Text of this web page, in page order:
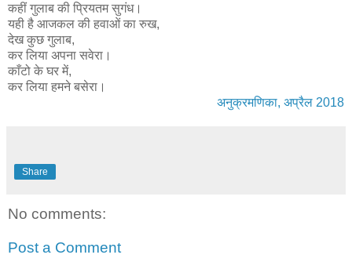
कहीं गुलाब की प्रियतम सुगंध।
यही है आजकल की हवाओं का रुख,
देख कुछ गुलाब,
कर लिया अपना सवेरा।
काँटो के घर में,
कर लिया हमने बसेरा।
अनुक्रमणिका, अप्रैल 2018
Share
No comments:
Post a Comment